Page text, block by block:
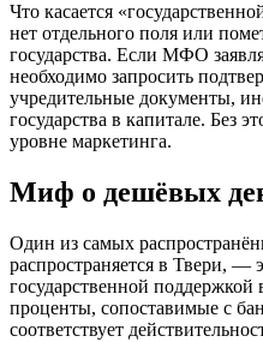
Что касается
нет отдельного поля или
государства. Если МФО
необходимо запросить
учредительные документы,
государства в капитале. Без
уровне маркетинга.
Миф о дешёвых
Один из самых
распространяется в Твери,
государственной
проценты, сопоставимые с
соответствует